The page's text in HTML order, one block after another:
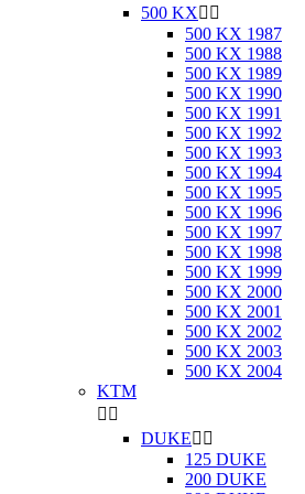
500 KX 
500 KX 1987
500 KX 1988
500 KX 1989
500 KX 1990
500 KX 1991
500 KX 1992
500 KX 1993
500 KX 1994
500 KX 1995
500 KX 1996
500 KX 1997
500 KX 1998
500 KX 1999
500 KX 2000
500 KX 2001
500 KX 2002
500 KX 2003
500 KX 2004
KTM
 
DUKE 
125 DUKE
200 DUKE